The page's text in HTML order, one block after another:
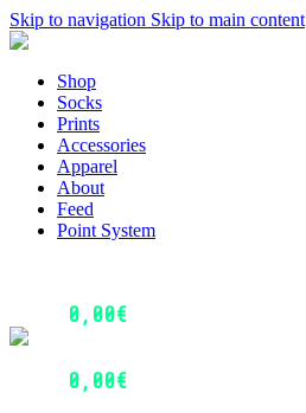
Skip to navigation Skip to main content
Shop
Socks
Prints
Accessories
Apparel
About
Feed
Point System
0,00€
0,00€